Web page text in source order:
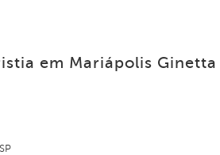
em Mariápolis Ginetta